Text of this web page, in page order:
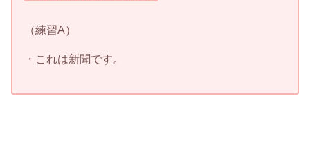
（練習A）
・これは新聞です。